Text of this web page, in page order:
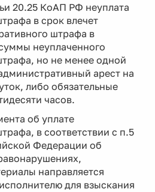
20.25 КоАП РФ неуплата
в срок влечет
штрафа в
неуплаченного
но не менее одной
арест на
либо обязательные
часов.
об уплате
в соответствии с п.5
Федерации об
направляется
для взыскания